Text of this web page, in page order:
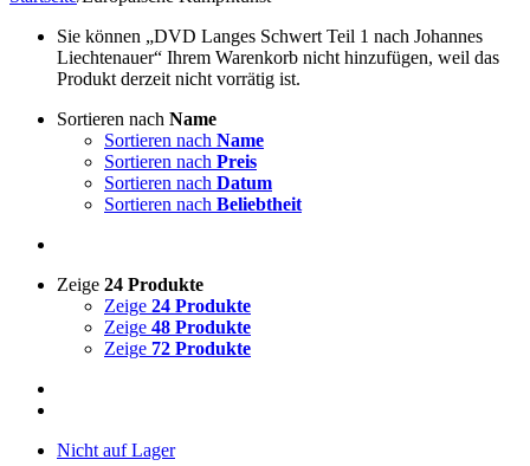
Sie können „DVD Langes Schwert Teil 1 nach Johannes
Liechtenauer“ Ihrem Warenkorb nicht hinzufügen, weil das
Produkt derzeit nicht vorrätig ist.
Sortieren nach Name
Sortieren nach Name
Sortieren nach Preis
Sortieren nach Datum
Sortieren nach Beliebtheit
Zeige 24 Produkte
Zeige 24 Produkte
Zeige 48 Produkte
Zeige 72 Produkte
Nicht auf Lager